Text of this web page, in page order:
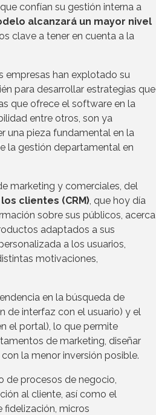
confían su gestión interna a
alcanzará un mayor nivel
clave a tener en cuenta a la
empresas han explotado su
para desarrollar estrategias que
que ofrece el software en la
entre otros, son ya
una pieza fundamental en la
la gestión departamental en
marketing y comerciales, del
clientes (CRM) , que hoy día
sobre sus públicos, acerca
adaptados a sus
a los usuarios,
motivaciones,
en la búsqueda de
de interfaz con el usuario) y el
el portal), lo que permite
de marketing, diseñar
la menor inversión posible.
de procesos de negocio,
al cliente, así como el
fidelización, micros